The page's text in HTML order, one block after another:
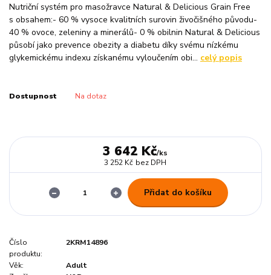
Nutriční systém pro masožravce Natural & Delicious Grain Free
s obsahem:- 60 % vysoce kvalitních surovin živočišného původu-
40 % ovoce, zeleniny a minerálů- 0 % obilnin Natural & Delicious
působí jako prevence obezity a diabetu díky svému nízkému
glykemickému indexu získanému vyloučením obi... celý popis
Dostupnost Na dotaz
3 642 Kč/ks
3 252 Kč bez DPH
Přidat do košíku
Číslo
produktu:
2KRM14896
Věk:
Adult